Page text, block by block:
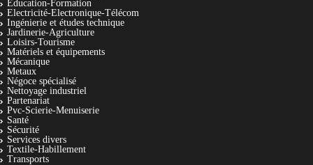
Education-Formation
Electricité-Electronique-Télécom
Ingénierie et études technique
Jardinerie-Agriculture
Loisirs-Tourisme
Matériels et équipements
Mécanique
Metaux
Négoce spécialisé
Nettoyage industriel
Partenariat
Pvc-Scierie-Menuiserie
Santé
Sécurité
Services divers
Textile-Habillement
Transports